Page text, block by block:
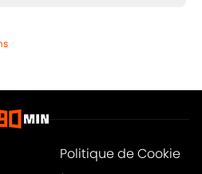
Politique de Cookie